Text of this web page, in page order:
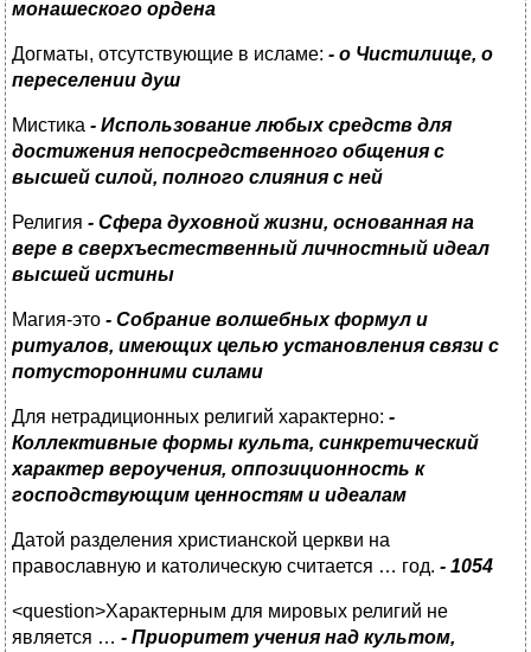
монашеского ордена
Догматы, отсутствующие в исламе: - о Чистилище, о
переселении душ
Мистика - Использование любых средств для
достижения непосредственного общения с
высшей силой, полного слияния с ней
Религия - Сфера духовной жизни, основанная на
вере в сверхъестественный личностный идеал
высшей истины
Магия-это - Собрание волшебных формул и
ритуалов, имеющих целью установления связи с
потусторонними силами
Для нетрадиционных религий характерно: -
Коллективные формы культа, синкретический
характер вероучения, оппозиционность к
господствующим ценностям и идеалам
Датой разделения христианской церкви на
православную и католическую считается … год. - 1054
<question>Характерным для мировых религий не
является … - Приоритет учения над культом,